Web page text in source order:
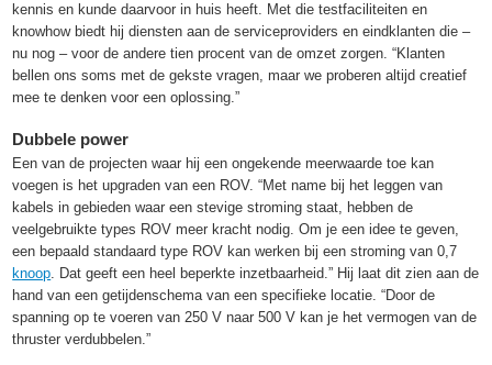
kennis en kunde daarvoor in huis heeft. Met die testfaciliteiten en
knowhow biedt hij diensten aan de serviceproviders en eindklanten die –
nu nog – voor de andere tien procent van de omzet zorgen. “Klanten
bellen ons soms met de gekste vragen, maar we proberen altijd creatief
mee te denken voor een oplossing.”
Dubbele power
Een van de projecten waar hij een ongekende meerwaarde toe kan
voegen is het upgraden van een ROV. “Met name bij het leggen van
kabels in gebieden waar een stevige stroming staat, hebben de
veelgebruikte types ROV meer kracht nodig. Om je een idee te geven,
een bepaald standaard type ROV kan werken bij een stroming van 0,7
knoop. Dat geeft een heel beperkte inzetbaarheid.” Hij laat dit zien aan de
hand van een getijdenschema van een specifieke locatie. “Door de
spanning op te voeren van 250 V naar 500 V kan je het vermogen van de
thruster verdubbelen.”